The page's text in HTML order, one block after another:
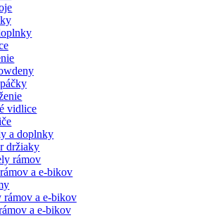
vidlice
a doplnky
držiaky
rámov
a e-bikov
rámov a e-bikov
a e-bikov